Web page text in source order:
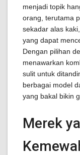
menjadi topik
orang, terutama
sekadar alas
yang dapat
Dengan pilihan
menawarkan
sulit untuk
berbagai model
yang bakal bikin
Merek